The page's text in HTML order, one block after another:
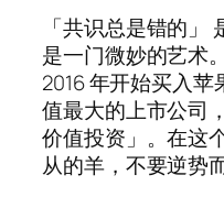
「共识总是错的」
是一门微妙的艺术
2016 年开始买入
值最大的上市公司
价值投资」。在这
从的羊，不要逆势而